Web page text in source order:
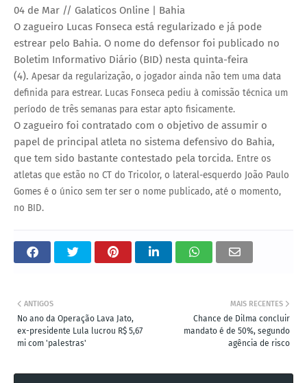
04 de Mar // Galaticos Online | Bahia
O zagueiro Lucas Fonseca está regularizado e já pode
estrear pelo Bahia. O nome do defensor foi publicado no
Boletim Informativo Diário (BID) nesta quinta-feira
(4). Apesar da regularização, o jogador ainda não tem uma data
definida para estrear. Lucas Fonseca pediu à comissão técnica um
período de três semanas para estar apto fisicamente.
O zagueiro foi contratado com o objetivo de assumir o
papel de principal atleta no sistema defensivo do Bahia,
que tem sido bastante contestado pela torcida. Entre os
atletas que estão no CT do Tricolor, o lateral-esquerdo João Paulo
Gomes é o único sem ter ser o nome publicado, até o momento,
no BID.
MAIS RECENTES
Chance de Dilma concluir
mandato é de 50%, segundo
agência de risco
ANTIGOS
No ano da Operação Lava Jato,
ex-presidente Lula lucrou R$ 5,67
mi com 'palestras'